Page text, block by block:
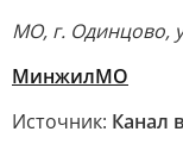
МО, г. Одинцово,
МинжилМО
Источник: Канал